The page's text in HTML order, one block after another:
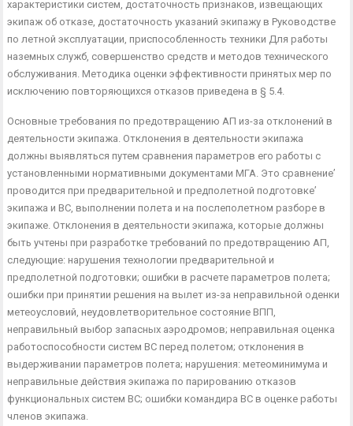
характеристики систем, достаточность признаков, извещающих
экипаж об отказе, достаточность указаний экипажу в Руковод­стве
по летной эксплуатации, приспособленность техники Для работы
наземных служб, совершенство средств и методов тех­нического
обслуживания. Методика оценки эффективности при­нятых мер по
исключению повторяющихся отказов приведена в § 5.4.
Основные требования по предотвращению АП из-за отклоне­ний в
деятельности экипажа. Отклонения в деятельности экипа­жа
должны выявляться путем сравнения параметров его работы с
установленными нормативными документами МГА. Это срав­нение’
проводится при предварительной и предполетной подго­товке’
экипажа и ВС, выполнении полета и на послеполетном разборе в
экипаже. Отклонения в деятельности экипажа, кото­рые должны
быть учтены при разработке требований по пре­дотвращению АП,
следующие: нарушения технологии предвари­тельной и
предполетной подготовки; ошибки в расчете парамет­ров полета;
ошибки при принятии решения на вылет из-за не­правильной оденки
метеоусловий, неудовлетворительное состоя­ние ВПП,
неправильный выбор запасных аэродромов; непра­вильная оценка
работоспособности систем ВС перед полетом; отклонения в
выдерживании параметров полета; нарушения: метеоминимума и
неправильные действия экипажа по париро­ванию отказов
функциональных систем ВС; ошибки командира ВС в оценке работы
членов экипажа.